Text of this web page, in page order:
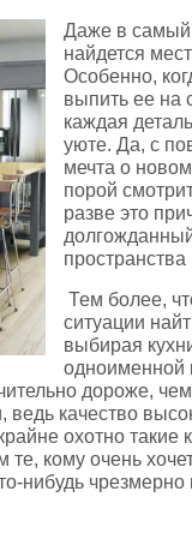
Даже в самый
найдется
Особенно,
выпить ее на
каждая
уюте. Да, с
мечта о
порой
разве это
Тем более,
ситуации
выбирая
одноименной
дороже,
ведь качество
охотно такие
кому очень
нибудь